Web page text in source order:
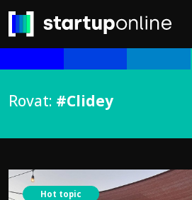
Rovat: #Clidey
Hot topic